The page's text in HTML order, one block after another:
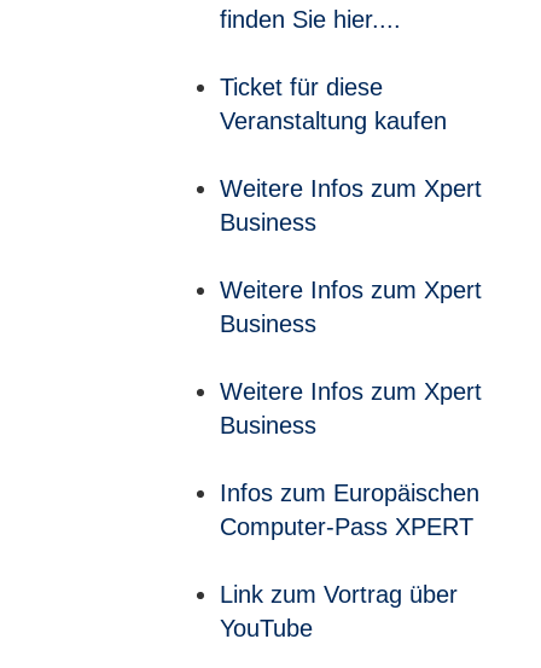
finden Sie hier....
Ticket für diese
Veranstaltung kaufen
Weitere Infos zum Xpert
Business
Weitere Infos zum Xpert
Business
Weitere Infos zum Xpert
Business
Infos zum Europäischen
Computer-Pass XPERT
Link zum Vortrag über
YouTube